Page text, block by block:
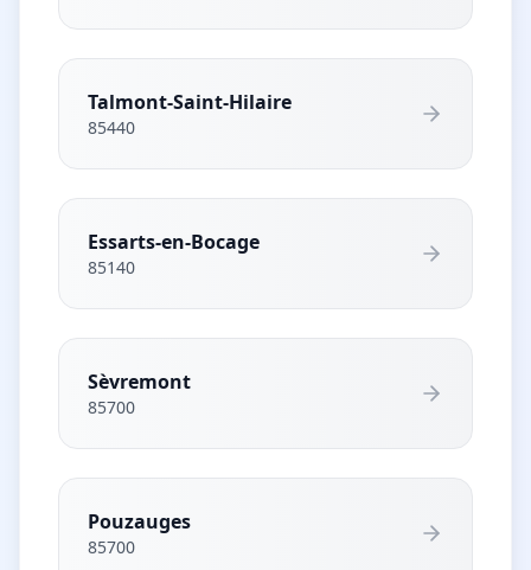
Talmont-Saint-Hilaire
85440
Essarts-en-Bocage
85140
Sèvremont
85700
Pouzauges
85700